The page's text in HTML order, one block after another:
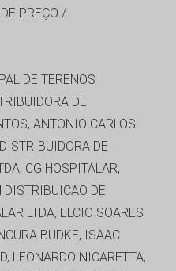
PREÇO /
DE TERENOS
DE
ANTONIO CARLOS
DE
CG HOSPITALAR,
DISTRIBUICAO DE
LTDA, ELCIO SOARES
BUDKE, ISAAC
LEONARDO NICARETTA,